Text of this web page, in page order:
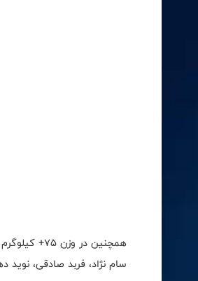
همچنین در
سام نژاد، فربد صادقی،